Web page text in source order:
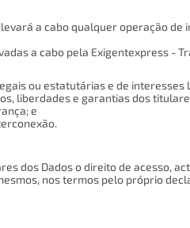
a cabo qualquer operação de
a cabo pela Exigentexpress -
ou estatutárias e de interesses
liberdades e garantias dos
e
dos Dados o direito de acesso,
nos termos pelo próprio